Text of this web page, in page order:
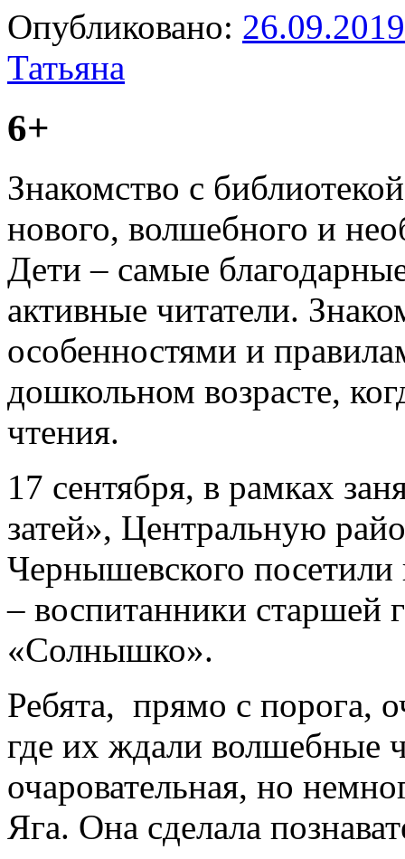
Опубликовано: 26.09.2019
Татьяна
6+
Знакомство с
нового, волшебного и
Дети – самые
активные читатели.
особенностями и
дошкольном возрасте,
чтения.
17 сентября, в рамках
затей», Центральную
Чернышевского
– воспитанники старшей
«Солнышко».
Ребята, прямо с порога,
где их ждали волшебные
очаровательная, но
Яга. Она сделала